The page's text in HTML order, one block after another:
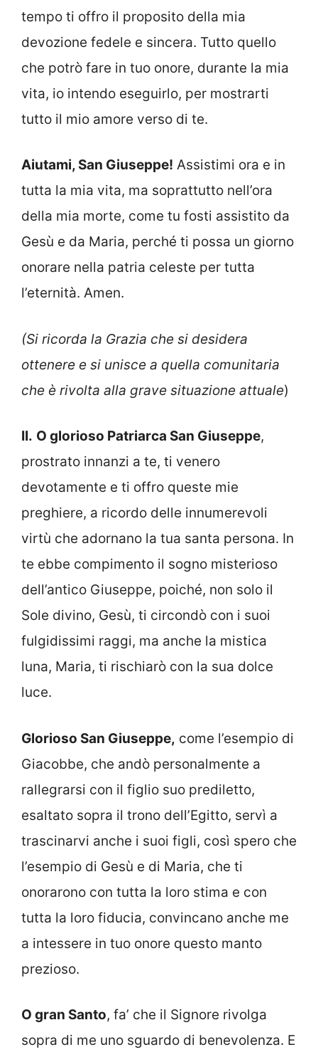
tempo ti offro il proposito della mia
devozione fedele e sincera. Tutto quello
che potrò fare in tuo onore, durante la mia
vita, io intendo eseguirlo, per mostrarti
tutto il mio amore verso di te.
Aiutami, San Giuseppe! Assistimi ora e in
tutta la mia vita, ma soprattutto nell’ora
della mia morte, come tu fosti assistito da
Gesù e da Maria, perché ti possa un giorno
onorare nella patria celeste per tutta
l’eternità. Amen.
(Si ricorda la Grazia che si desidera
ottenere e si unisce a quella comunitaria
che è rivolta alla grave situazione attuale)
II. O glorioso Patriarca San Giuseppe,
prostrato innanzi a te, ti venero
devotamente e ti offro queste mie
preghiere, a ricordo delle innumerevoli
virtù che adornano la tua santa persona. In
te ebbe compimento il sogno misterioso
dell’antico Giuseppe, poiché, non solo il
Sole divino, Gesù, ti circondò con i suoi
fulgidissimi raggi, ma anche la mistica
luna, Maria, ti rischiarò con la sua dolce
luce.
Glorioso San Giuseppe, come l’esempio di
Giacobbe, che andò personalmente a
rallegrarsi con il figlio suo prediletto,
esaltato sopra il trono dell’Egitto, servì a
trascinarvi anche i suoi figli, così spero che
l’esempio di Gesù e di Maria, che ti
onorarono con tutta la loro stima e con
tutta la loro fiducia, convincano anche me
a intessere in tuo onore questo manto
prezioso.
O gran Santo, fa’ che il Signore rivolga
sopra di me uno sguardo di benevolenza. E